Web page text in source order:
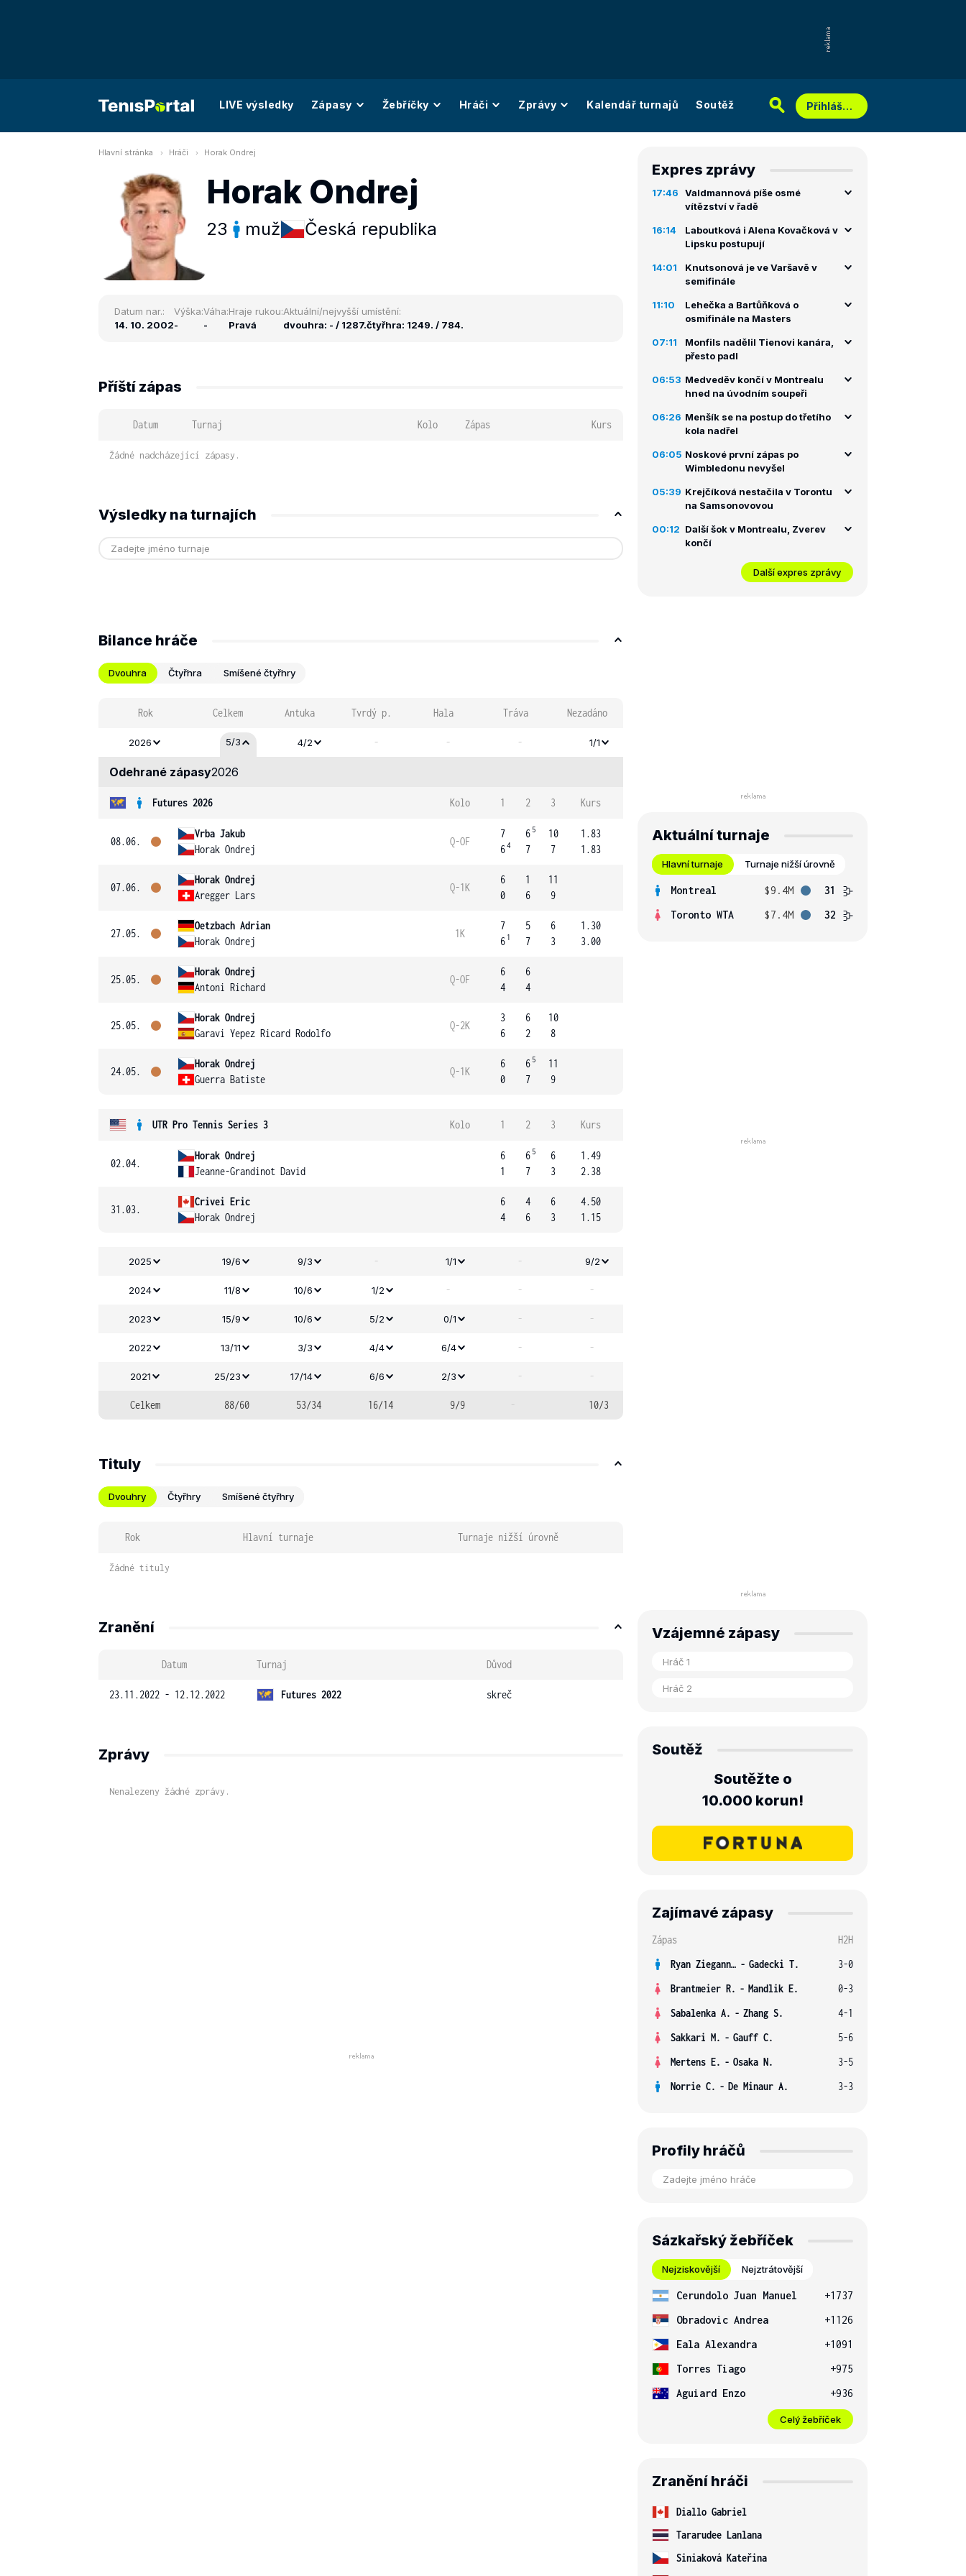
LIVE výsledky Zápasy Žebříčky Hráči Zprávy Kalendář turnajů Soutěž Přihlášení
Hlavní stránka Hráči Horak Ondrej
Horak Ondrej
23 muž Česká republika
Datum nar.:
14. 10. 2002
Výška:
-
Váha:
-
Hraje rukou:
Pravá
Aktuální/nejvyšší umístění:
dvouhra: - / 1287.čtyřhra: 1249. / 784.
Příští zápas
Datum Turnaj Kolo Zápas Kurs
Žádné nadcházející zápasy.
Výsledky na turnajích
Bilance hráče
Dvouhra Čtyřhra Smíšené čtyřhry
Rok Celkem Antuka Tvrdý p. Hala Tráva Nezadáno
2026 5/3 4/2 - - - 1/1
Odehrané zápasy2026
Futures 2026 Kolo 1 2 3 Kurs
08.06.
Vrba Jakub
Horak Ondrej
Q-OF
7
64
6 5
7
10
7
1.83
1.83
07.06.
Horak Ondrej
Aregger Lars
Q-1K
6
0
1
6
11
9
27.05.
Oetzbach Adrian
Horak Ondrej
1K
7
6 1
5
7
6
3
1.30
3.00
25.05.
Horak Ondrej
Antoni Richard
Q-OF
6
4
6
4
25.05.
Horak Ondrej
Garavi Yepez Ricard Rodolfo
Q-2K
3
6
6
2
10
8
24.05.
Horak Ondrej
Guerra Batiste
Q-1K
6
0
6 5
7
11
9
UTR Pro Tennis Series 3 Kolo 1 2 3 Kurs
02.04.
Horak Ondrej
Jeanne-Grandinot David
6
1
6 5
7
6
3
1.49
2.38
31.03.
Crivei Eric
Horak Ondrej
6
4
4
6
6
3
4.50
1.15
2025 19/6 9/3 - 1/1 - 9/2
2024 11/8 10/6 1/2 - - -
2023 15/9 10/6 5/2 0/1 - -
2022 13/11 3/3 4/4 6/4 - -
2021 25/23 17/14 6/6 2/3 - -
Celkem 88/60 53/34 16/14 9/9 - 10/3
Tituly
Dvouhry Čtyřhry Smíšené čtyřhry
Rok Hlavní turnaje Turnaje nižší úrovně
Žádné tituly
Zranění
Datum Turnaj Důvod
23.11.2022 - 12.12.2022 Futures 2022 skreč
Zprávy
Nenalezeny žádné zprávy.
Expres zprávy
17:46
Valdmannová píše osmé
vítězství v řadě
16:14
Laboutková i Alena Kovačková v
Lipsku postupují
14:01
Knutsonová je ve Varšavě v
semifinále
11:10
Lehečka a Bartůňková o
osmifinále na Masters
07:11
Monfils nadělil Tienovi kanára,
přesto padl
06:53 Medveděv končí v Montrealu
hned na úvodním soupeři
06:26 Menšík se na postup do třetího
kola nadřel
06:05 Noskové první zápas po
Wimbledonu nevyšel
05:39 Krejčíková nestačila v Torontu
na Samsonovovou
00:12 Další šok v Montrealu, Zverev
končí
Další expres zprávy
Aktuální turnaje
Hlavní turnaje Turnaje nižší úrovně
Montreal $9.4M
31
Toronto WTA
$7.4M 32
Vzájemné zápasy
Soutěž
Soutěžte o
10.000 korun!
Zajímavé zápasy
Zápas
H2H
Ryan Ziegann S. - Gadecki T.
3-0
Brantmeier R. - Mandlik E.
0-3
Sabalenka A. - Zhang S.
4-1
Sakkari M. - Gauff C.
5-6
Mertens E. - Osaka N.
3-5
Norrie C. - De Minaur A. 3-3
Profily hráčů
Sázkařský žebříček
Nejziskovější Nejztrátovější
Cerundolo Juan Manuel
+1737
Obradovic Andrea
+1126
Eala Alexandra
+1091
Torres Tiago
+975
Aguiard Enzo
+936
Celý žebříček
Zranění hráči
Diallo Gabriel
Tararudee Lanlana
Siniaková Kateřina